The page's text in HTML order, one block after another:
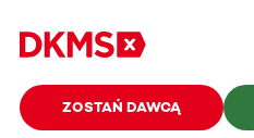
ZOSTAŃ DAWCĄ